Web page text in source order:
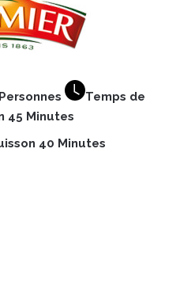
Temps de
45 Minutes
40 Minutes